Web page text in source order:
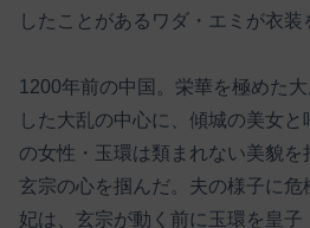
したことがあるワダ・エミが衣装
1200年前の中国。栄華を極めた
した大乱の中心に、傾城の美女
の女性・玉環は類まれない美貌を
玄宗の心を掴んだ。夫の様子に
妃は、玄宗が動く前に玉環を皇